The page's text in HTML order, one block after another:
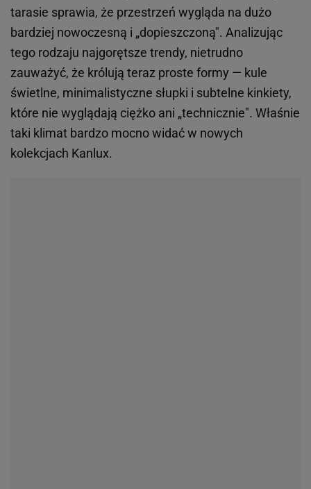
tarasie sprawia, że przestrzeń wygląda na dużo
bardziej nowoczesną i „dopieszczoną". Analizując
tego rodzaju najgorętsze trendy, nietrudno
zauważyć, że królują teraz proste formy — kule
świetlne, minimalistyczne słupki i subtelne kinkiety,
które nie wyglądają ciężko ani „technicznie". Właśnie
taki klimat bardzo mocno widać w nowych
kolekcjach Kanlux.